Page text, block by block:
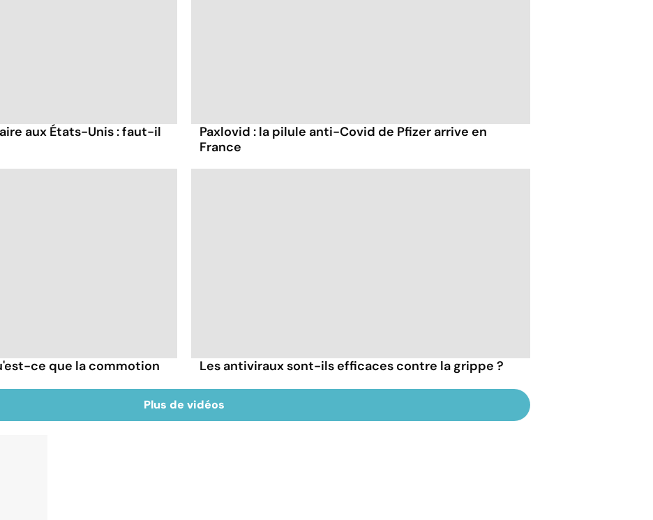
aux États-Unis : faut-il
Paxlovid : la pilule anti-Covid de Pfizer arrive en
France
ce que la commotion
Les antiviraux sont-ils efficaces contre la grippe ?
Plus de vidéos